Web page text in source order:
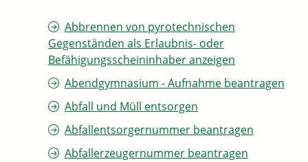
Abbrennen von pyrotechnischen
Gegenständen als Erlaubnis- oder
Befähigungsscheininhaber anzeigen
Abendgymnasium - Aufnahme beantragen
Abfall und Müll entsorgen
Abfallentsorgernummer beantragen
Abfallerzeugernummer beantragen